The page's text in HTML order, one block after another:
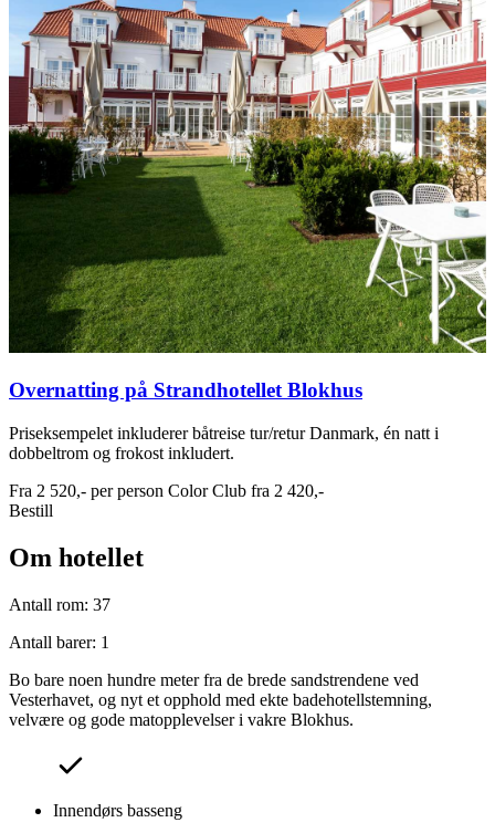
Overnatting på Strandhotellet Blokhus
Priseksempelet inkluderer båtreise tur/retur Danmark, én natt i
dobbeltrom og frokost inkludert.
Fra 2 520,- per person Color Club fra 2 420,-
Bestill
Om hotellet
Antall rom: 37
Antall barer: 1
Bo bare noen hundre meter fra de brede sandstrendene ved
Vesterhavet, og nyt et opphold med ekte badehotellstemning,
velvære og gode matopplevelser i vakre Blokhus.
Innendørs basseng